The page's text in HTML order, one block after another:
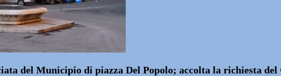
del Municipio di piazza Del Popolo; accolta la richiesta del